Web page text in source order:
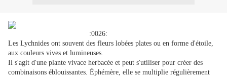
:0026:
Les Lychnides ont souvent des fleurs lobées plates ou en forme d'étoile,
aux couleurs vives et lumineuses.
Il s'agit d'une plante vivace herbacée et peut s'utiliser pour créer des
combinaisons éblouissantes. Éphémère, elle se multiplie régulièrement